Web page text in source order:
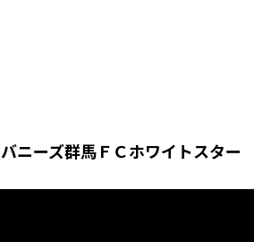
- -
ニーズ群馬ＦＣホワイトスター